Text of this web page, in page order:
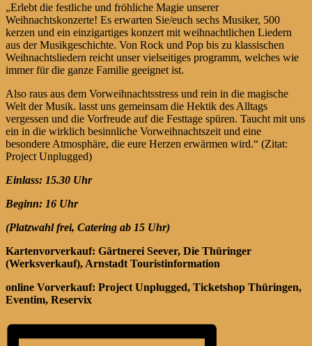
„Erlebt die festliche und fröhliche Magie unserer
Weihnachtskonzerte! Es erwarten Sie/euch sechs Musiker, 500
kerzen und ein einzigartiges konzert mit weihnachtlichen Liedern
aus der Musikgeschichte. Von Rock und Pop bis zu klassischen
Weihnachtsliedern reicht unser vielseitiges programm, welches wie
immer für die ganze Familie geeignet ist.
Also raus aus dem Vorweihnachtsstress und rein in die magische
Welt der Musik. lasst uns gemeinsam die Hektik des Alltags
vergessen und die Vorfreude auf die Festtage spüren. Taucht mit uns
ein in die wirklich besinnliche Vorweihnachtszeit und eine
besondere Atmosphäre, die eure Herzen erwärmen wird.“ (Zitat:
Project Unplugged)
Einlass: 15.30 Uhr
Beginn: 16 Uhr
(Platzwahl frei, Catering ab 15 Uhr)
Kartenvorverkauf: Gärtnerei Seever, Die Thüringer
(Werksverkauf), Arnstadt Touristinformation
online Vorverkauf: Project Unplugged, Ticketshop Thüringen,
Eventim, Reservix